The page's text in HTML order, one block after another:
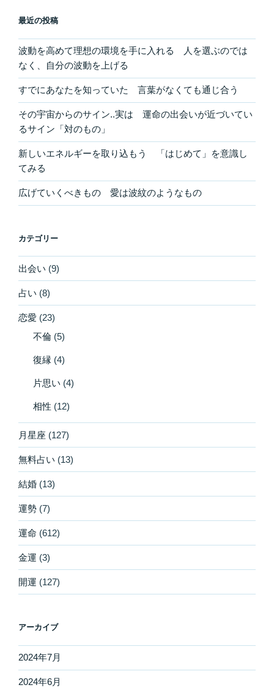
最近の投稿
波動を高めて理想の環境を手に入れる 人を選ぶのでは
なく、自分の波動を上げる
すでにあなたを知っていた 言葉がなくても通じ合う
その宇宙からのサイン..実は 運命の出会いが近づいてい
るサイン「対のもの」
新しいエネルギーを取り込もう 「はじめて」を意識し
てみる
広げていくべきもの 愛は波紋のようなもの
カテゴリー
出会い (9)
占い (8)
恋愛 (23)
不倫 (5)
復縁 (4)
片思い (4)
相性 (12)
月星座 (127)
無料占い (13)
結婚 (13)
運勢 (7)
運命 (612)
金運 (3)
開運 (127)
アーカイブ
2024年7月
2024年6月